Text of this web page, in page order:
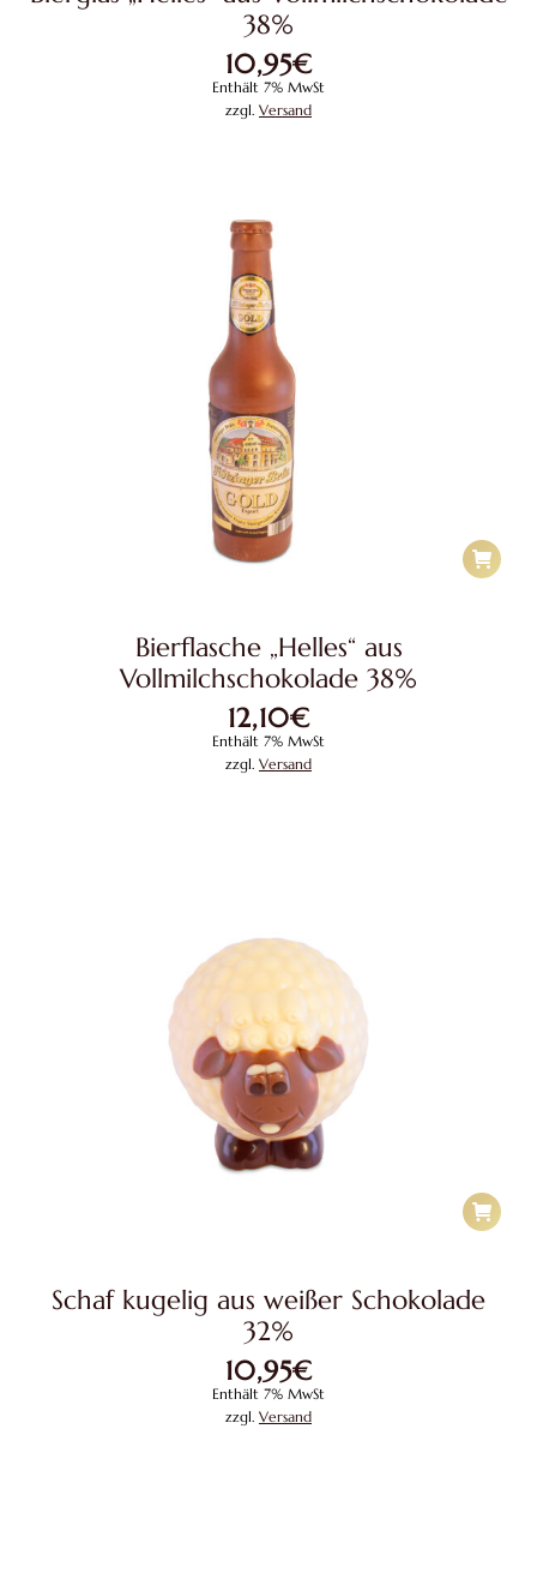
38%
10,95€
Enthält 7% MwSt
zzgl. Versand
Bierflasche „Helles“ aus
Vollmilchschokolade 38%
12,10€
Enthält 7% MwSt
zzgl. Versand
Schaf kugelig aus weißer Schokolade
32%
10,95€
Enthält 7% MwSt
zzgl. Versand